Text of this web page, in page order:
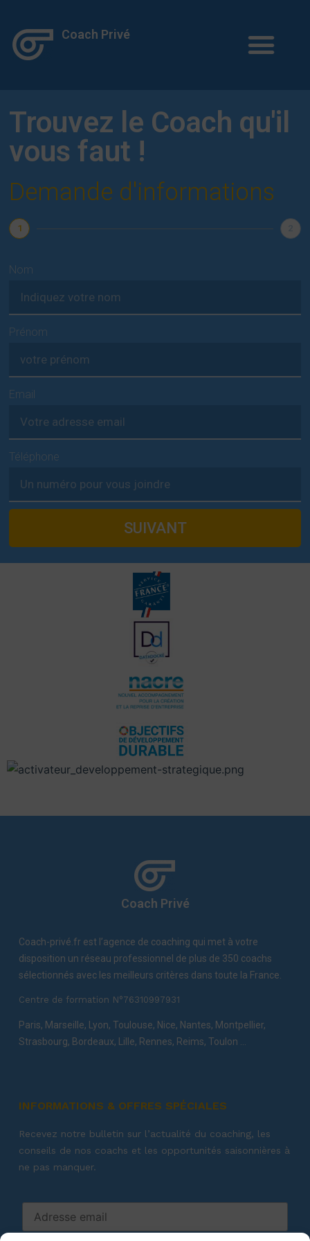
Coach Privé
Trouvez le Coach qu'il
vous faut !
Demande d'informations
1
Nom
Prénom
Email
Téléphone
SUIVANT
Coach Privé
Coach-privé.fr est l’agence de coaching qui met à votre
disposition un réseau professionnel de plus de 350 coachs
sélectionnés avec les meilleurs critères dans toute la France.
Centre de formation N°76310997931
Paris, Marseille, Lyon, Toulouse, Nice, Nantes, Montpellier,
Strasbourg, Bordeaux, Lille, Rennes, Reims, Toulon …
INFORMATIONS & OFFRES SPÉCIALES
Recevez notre bulletin sur l’actualité du coaching, les
conseils de nos coachs et les opportunités saisonnières à
ne pas manquer.